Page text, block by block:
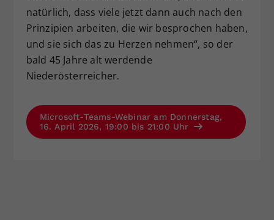
natürlich, dass viele jetzt dann auch nach den
Prinzipien arbeiten, die wir besprochen haben,
und sie sich das zu Herzen nehmen“, so der
bald 45 Jahre alt werdende
Niederösterreicher.
Microsoft-Teams-Webinar am Donnerstag,
16. April 2026, 19:00 bis 21:00 Uhr